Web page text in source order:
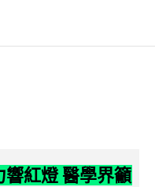
紅燈 醫學界籲